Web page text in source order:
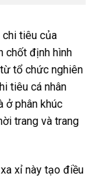
tiêu của
chốt định hình
tổ chức nghiên
tiêu cá nhân
ở phân khúc
trang và trang
xỉ này tạo điều